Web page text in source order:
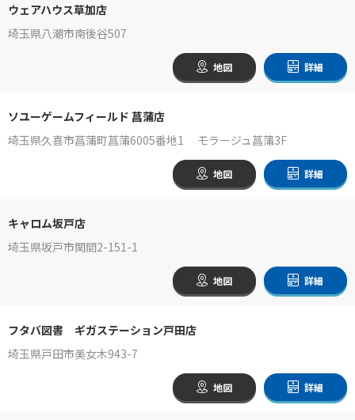
ウェアハウス草加店
埼玉県八潮市南後谷507
地図 詳細
ソユーゲームフィールド 菖蒲店
埼玉県久喜市菖蒲町菖蒲6005番地1 モラージュ菖蒲3F
地図 詳細
キャロム坂戸店
埼玉県坂戸市関間2-151-1
地図 詳細
フタバ図書 ギガステーション戸田店
埼玉県戸田市美女木943-7
地図 詳細